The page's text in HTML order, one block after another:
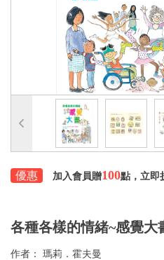
優惠 加入會員贈100點，立即
各種各樣的情緒~感覺大
作者： 瑪莉．霍夫曼